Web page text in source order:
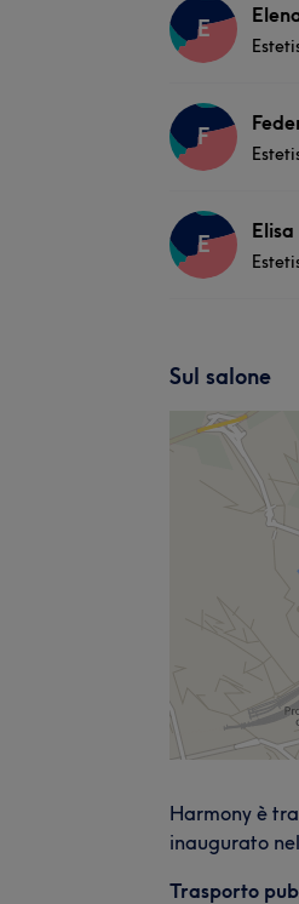
E
F
E Elisa
Sul salone
Harmony è
inaugurato
Trasporto